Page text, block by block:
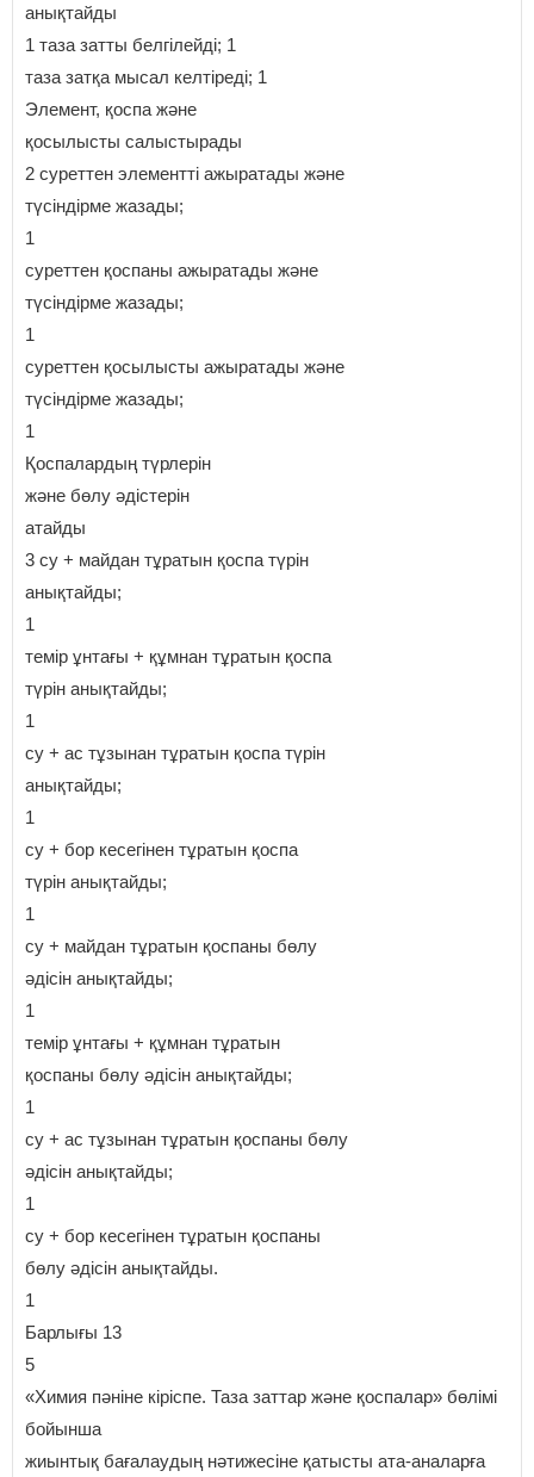
анықтайды
1 таза затты белгілейді; 1
таза затқа мысал келтіреді; 1
Элемент, қоспа және
қосылысты салыстырады
2 суреттен элементті ажыратады және
түсіндірме жазады;
1
суреттен қоспаны ажыратады және
түсіндірме жазады;
1
суреттен қосылысты ажыратады және
түсіндірме жазады;
1
Қоспалардың түрлерін
және бөлу әдістерін
атайды
3 су + майдан тұратын қоспа түрін
анықтайды;
1
темір ұнтағы + құмнан тұратын қоспа
түрін анықтайды;
1
су + ас тұзынан тұратын қоспа түрін
анықтайды;
1
су + бор кесегінен тұратын қоспа
түрін анықтайды;
1
су + майдан тұратын қоспаны бөлу
әдісін анықтайды;
1
темір ұнтағы + құмнан тұратын
қоспаны бөлу әдісін анықтайды;
1
су + ас тұзынан тұратын қоспаны бөлу
әдісін анықтайды;
1
су + бор кесегінен тұратын қоспаны
бөлу әдісін анықтайды.
1
Барлығы 13
5
«Химия пәніне кіріспе. Таза заттар және қоспалар» бөлімі
бойынша
жиынтық бағалаудың нәтижесіне қатысты ата-аналарға